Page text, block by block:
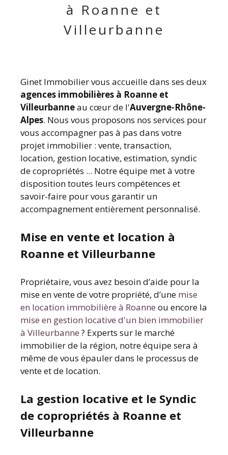
à Roanne et
Villeurbanne
Ginet Immobilier vous accueille dans ses deux
agences immobilières à Roanne et
Villeurbanneau cœur de l'Auvergne-Rhône-
Alpes. Nous vous proposons nos services pour
vous accompagner pas à pas dans votre
projet immobilier : vente, transaction,
location, gestion locative, estimation, syndic
de copropriétés ... Notre équipe met à votre
disposition toutes leurs compétences et
savoir-faire pour vous garantir un
accompagnement entièrement personnalisé.
Mise en vente et location à
Roanne et Villeurbanne
Propriétaire, vous avez besoin d’aide pour la
mise en vente de votre propriété, d’une mise
en location immobilière à Roanne ou encore la
mise en gestion locative d'un bien immobilier
à Villeurbanne ? Experts sur le marché
immobilier de la région, notre équipe sera à
même de vous épauler dans le processus de
vente et de location.
La gestion locative et le Syndic
de copropriétés à Roanne et
Villeurbanne